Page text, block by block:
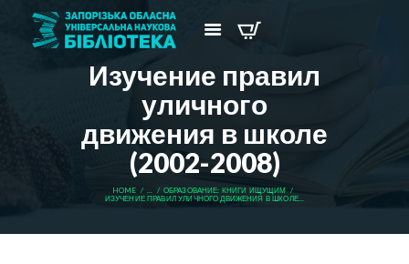
Изучение правил
уличного
движения в школе
(2002-2008)
HOME ...
ОБРАЗОВАНИЕ: КНИГИ ИЩУЩИМ
ИЗУЧЕНИЕ ПРАВИЛ УЛИЧНОГО ДВИЖЕНИЯ В ШКОЛЕ...